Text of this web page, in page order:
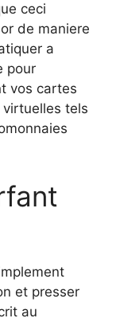
ceci
de maniere
a
pour
vos cartes
tels
et presser
au